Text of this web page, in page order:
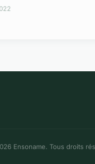
Ensoname. Tous droits